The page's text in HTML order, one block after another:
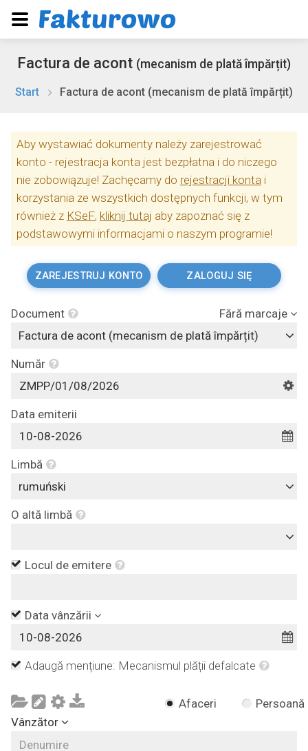
Factura de acont (mecanism de plată împărțit)
Start Factura de acont (mecanism de plată împărțit)
Aby wystawiać dokumenty należy zarejestrować
konto - rejestracja konta jest bezpłatna i do niczego
nie zobowiązuje! Zachęcamy do rejestracji konta i
korzystania ze wszystkich dostępnych funkcji, w tym
również z KSeF, kliknij tutaj aby zapoznać się z
podstawowymi informacjami o naszym programie!
ZAREJESTRUJ KONTO ZALOGUJ SIĘ
Document
Fără marcaje
Factura de acont (mecanism de plată împărțit)
Număr
Data emiterii
Limbă
rumuński
O altă limbă
Locul de emitere
Data vânzării
Adaugă mențiune: Mecanismul plății defalcate
Afaceri
Persoană
Vânzător